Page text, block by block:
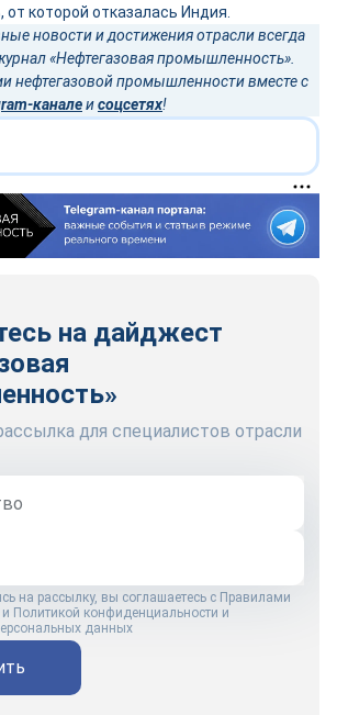
которой отказалась Индия.
новости и достижения отрасли всегда
«Нефтегазовая промышленность».
нефтегазовой промышленности вместе с
каналеисоцсетях!
на дайджест
для специалистов отрасли
на рассылку, вы соглашаетесь с Правилами
и Политикой конфиденциальности и
данных